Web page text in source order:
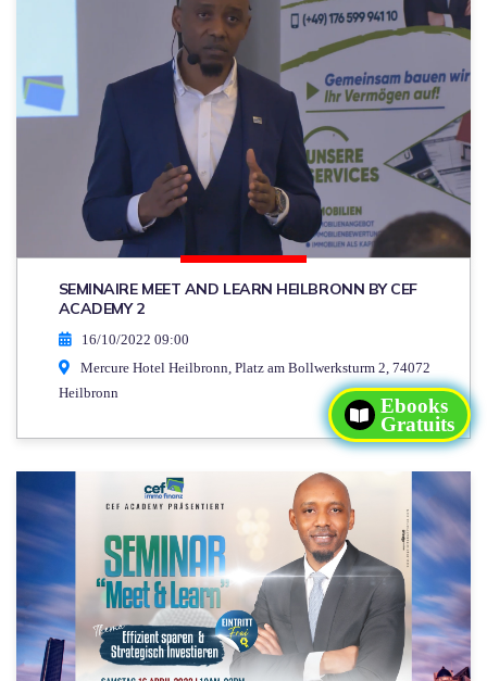
SEMINAIRE MEET AND LEARN HEILBRONN BY CEF
ACADEMY 2
16/10/2022 09:00
Mercure Hotel Heilbronn, Platz am Bollwerksturm 2, 74072
Heilbronn
Ebooks
Gratuits